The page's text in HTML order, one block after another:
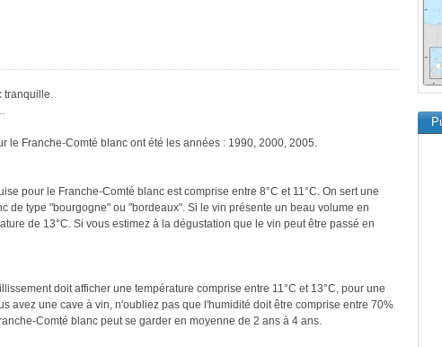
tranquille.
le Franche-Comté blanc ont été les années : 1990, 2000, 2005.
pour le Franche-Comté blanc est comprise entre 8°C et 11°C. On sert une
de type "bourgogne" ou "bordeaux". Si le vin présente un beau volume en
de 13°C. Si vous estimez à la dégustation que le vin peut être passé en
doit afficher une température comprise entre 11°C et 13°C, pour une
avez une cave à vin, n'oubliez pas que l'humidité doit être comprise entre 70%
Comté blanc peut se garder en moyenne de 2 ans à 4 ans.